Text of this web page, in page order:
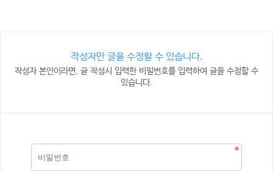
작성자만 글을 수정할 수 있습니다.
작성자 본인이라면, 글 작성시 입력한 비밀번호를 입력하여 글을 수정할 수
있습니다.